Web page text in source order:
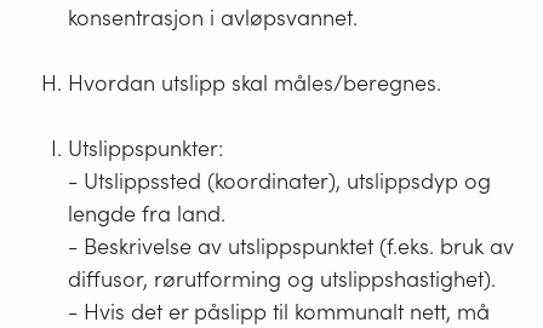
konsentrasjon i avløpsvannet.
Hvordan utslipp skal måles/beregnes.
Utslippspunkter:
- Utslippssted (koordinater), utslippsdyp og
lengde fra land.
- Beskrivelse av utslippspunktet (f.eks. bruk av
diffusor, rørutforming og utslippshastighet).
- Hvis det er påslipp til kommunalt nett, må